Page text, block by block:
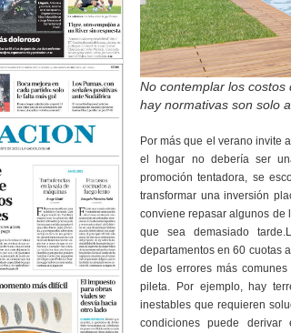
No contemplar los
hay normativas son solo
Por más que el verano invite
el hogar no debería ser
promoción tentadora, se
transformar una inversión
conviene repasar algunos de
que sea demasiado
departamentos en 60 cuotas
de los errores más
pileta. Por ejemplo, hay
inestables que requieren
condiciones puede derivar